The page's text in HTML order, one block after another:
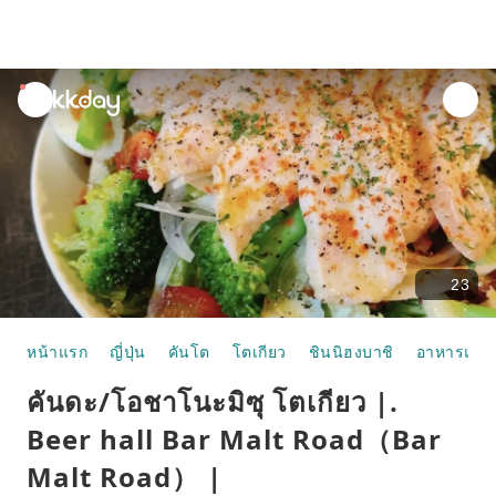
unread
notifications
23
หน้าแรก ญี่ปุ่น คันโต โตเกียว ชินนิฮงบาชิ อาหารแล
คันดะ/โอชาโนะมิซุ โตเกียว |.
Beer hall Bar Malt Road（Bar
Malt Road） |